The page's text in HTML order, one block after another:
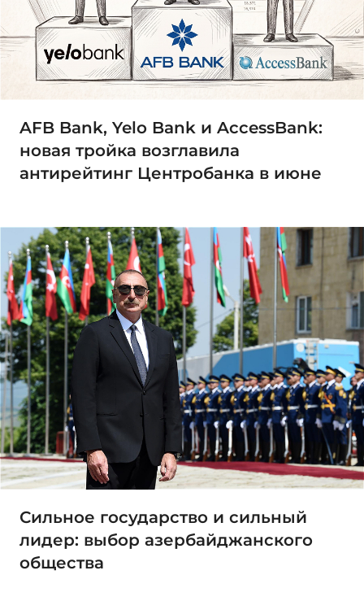
AFB Bank, Yelo Bank и AccessBank:
новая тройка возглавила
антирейтинг Центробанка в июне
Сильное государство и сильный
лидер: выбор азербайджанского
общества